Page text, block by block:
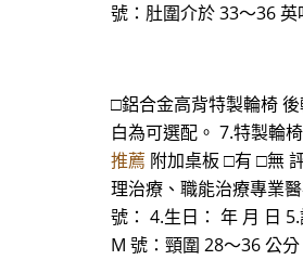
號：肚圍介於 33～36
□鋁合金高背特製輪椅
白為可選配。 7.特製輪
推薦 附加桌板 □有 □無
理治療、職能治療專業
號： 4.生日： 年 月 日
M 號：頸圍 28～36 公